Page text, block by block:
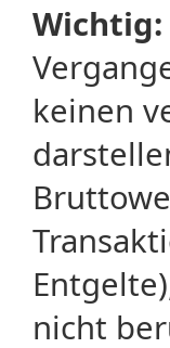
Wichtig:
keinen
nicht